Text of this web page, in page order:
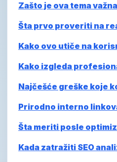
Zašto je ova tema
Šta prvo proveriti na
Kako ovo utiče na
Kako izgleda
Najčešće greške koje
Prirodno interno
Šta meriti posle
Kada zatražiti SEO